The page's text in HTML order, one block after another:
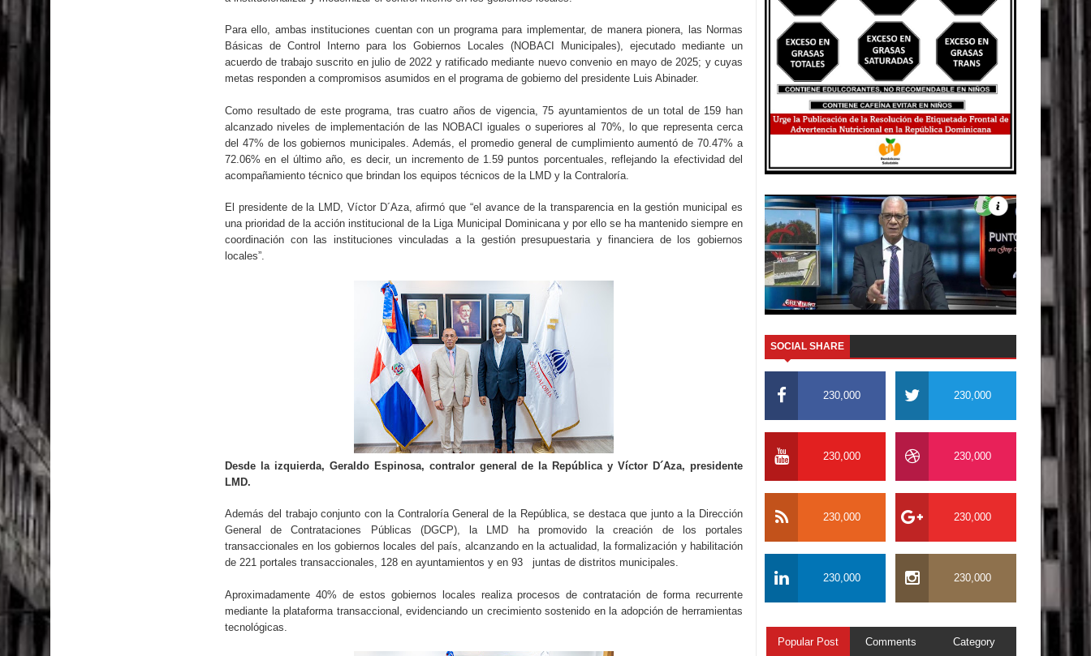
El PRM tendrá desde el próximo domingo una dirección de hombres
Para ello, ambas instituciones cuentan con un programa para implementar, de manera pionera, las Normas
Básicas de Control Interno para los Gobiernos Locales (NOBACI Municipales), ejecutado mediante un
acuerdo de trabajo suscrito en julio de 2022 y ratificado mediante nuevo convenio en mayo de 2025; y cuyas
metas responden a compromisos asumidos en el programa de gobierno del presidente Luis Abinader.
Como resultado de este programa, tras cuatro años de vigencia, 75 ayuntamientos de un total de 159 han
alcanzado niveles de implementación de las NOBACI iguales o superiores al 70%, lo que representa cerca
del 47% de los gobiernos municipales. Además, el promedio general de cumplimiento aumentó de 70.47% a
72.06% en el último año, es decir, un incremento de 1.59 puntos porcentuales, reflejando la efectividad del
acompañamiento técnico que brindan los equipos técnicos de la LMD y la Contraloría.
El presidente de la LMD, Víctor D´Aza, afirmó que “el avance de la transparencia en la gestión municipal es
una prioridad de la acción institucional de la Liga Municipal Dominicana y por ello se ha mantenido siempre en
coordinación con las instituciones vinculadas a la gestión presupuestaria y financiera de los gobiernos
locales”.
Desde la izquierda, Geraldo Espinosa, contralor general de la República yVíctor D´Aza, presidente
LMD.
Además del trabajo conjunto con la Contraloría General de la República, se destaca que junto a la Dirección
General de Contrataciones Públicas (DGCP), la LMD ha promovido la creación de los portales
transaccionales en los gobiernos locales del país, alcanzando en la actualidad, la formalización y habilitación
de 221 portales transaccionales, 128 en ayuntamientos y en 93 juntas de distritos municipales.
Aproximadamente 40% de estos gobiernos locales realiza procesos de contratación de forma recurrente
mediante la plataforma transaccional, evidenciando un crecimiento sostenido en la adopción de herramientas
tecnológicas.
SOCIAL SHARE
230,000 230,000
230,000 230,000
230,000 230,000
230,000 230,000
Popular Post Comments Category